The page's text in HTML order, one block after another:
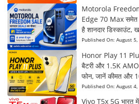
Motorola
Edge 70 Max समेत
है शानदार डिस्काउंट,
Published On: August
Honor Play 11
बैटरी और 1.5K
फोन, जानें कीमत और
Published On: August
Vivo T5x 5G भारत